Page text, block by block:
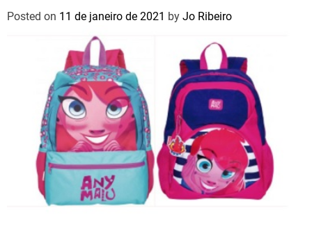
Posted on 11 de janeiro de 2021 by Jo Ribeiro